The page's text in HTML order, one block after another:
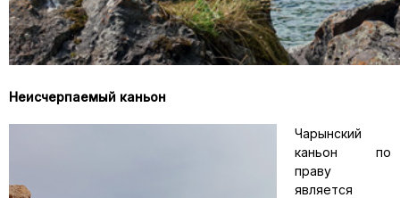
Неисчерпаемый каньон
Чарынский
каньон по
праву
является